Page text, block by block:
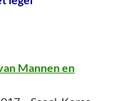
Mannen en